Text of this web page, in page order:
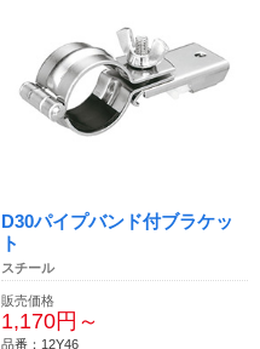
D30パイプバンド付ブラケッ
ト
スチール
販売価格
1,170円～
品番：12Y46